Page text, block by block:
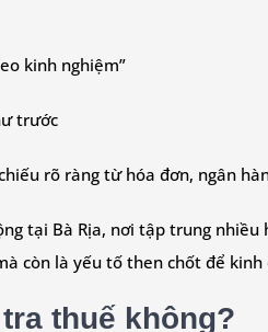
kinh nghiệm”
trước
rõ ràng từ hóa đơn, ngân
tại Bà Rịa, nơi tập trung
còn là yếu tố then chốt để
thuế không?